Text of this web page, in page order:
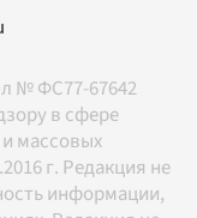
№ ФС77-67642
в сфере
массовых
г. Редакция не
информации,